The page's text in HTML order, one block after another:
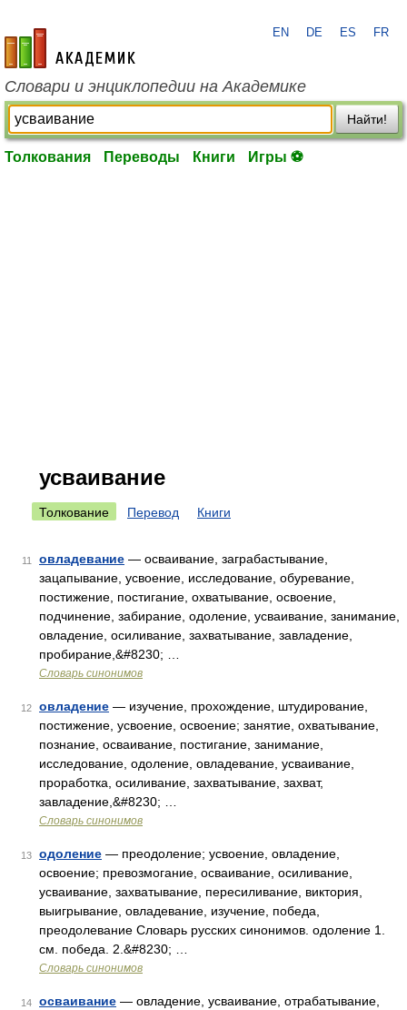
academic.ru
EN DE ES FR
Словари и энциклопедии на Академике
Найти!
Толкования Переводы Книги Игры ⚽
усваивание
Толкование Перевод Книги
11 овладевание — осваивание, заграбастывание,
зацапывание, усвоение, исследование, обуревание,
постижение, постигание, охватывание, освоение,
подчинение, забирание, одоление, усваивание, занимание,
овладение, осиливание, захватывание, завладение,
пробирание,&#8230; …
Словарь синонимов
12 овладение — изучение, прохождение, штудирование,
постижение, усвоение, освоение; занятие, охватывание,
познание, осваивание, постигание, занимание,
исследование, одоление, овладевание, усваивание,
проработка, осиливание, захватывание, захват,
завладение,&#8230; …
Словарь синонимов
13 одоление — преодоление; усвоение, овладение,
освоение; превозмогание, осваивание, осиливание,
усваивание, захватывание, пересиливание, виктория,
выигрывание, овладевание, изучение, победа,
преодолевание Словарь русских синонимов. одоление 1.
см. победа. 2.&#8230; …
Словарь синонимов
14 осваивание — овладение, усваивание, отрабатывание,